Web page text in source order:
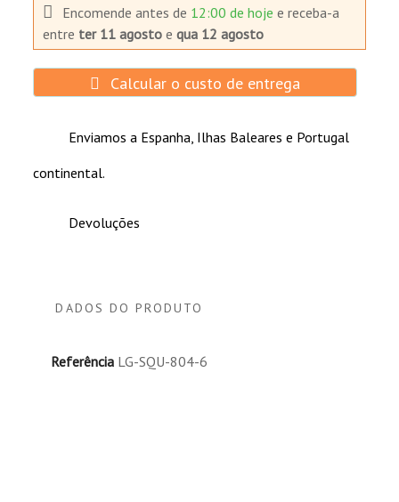
Encomende antes de 12:00 de hojee receba-a
entre ter 11 agosto equa 12 agosto
Calcular o custo de entrega
Enviamos a Espanha, Ilhas Baleares e Portugal
continental.
Devoluções
DADOS DO PRODUTO
Referência LG-SQU-804-6